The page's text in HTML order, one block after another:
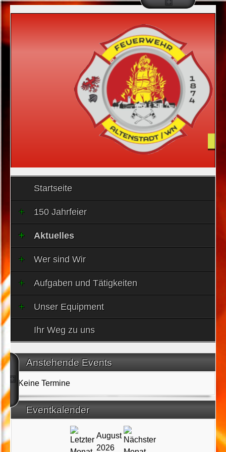
Startseite
150 Jahrfeier
Aktuelles
Wer sind Wir
Aufgaben und Tätigkeiten
Unser Equipment
Ihr Weg zu uns
Anstehende Events
Keine Termine
Eventkalender
August
2026